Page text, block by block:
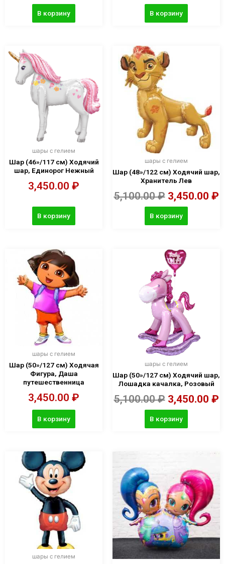
В корзину В корзину
шары с гелием
Шар (46»/117 см) Ходячий
шар, Единорог Нежный
3,450.00 ₽
В корзину
шары с гелием
Шар (48»/122 см) Ходячий шар,
Хранитель Лев
5,100.00₽ 3,450.00 ₽
В корзину
шары с гелием
Шар (50»/127 см) Ходячая
Фигура, Даша
путешественница
3,450.00 ₽
В корзину
шары с гелием
Шар (50»/127 см) Ходячий шар,
Лошадка качалка, Розовый
5,100.00₽ 3,450.00 ₽
В корзину
шары с гелием